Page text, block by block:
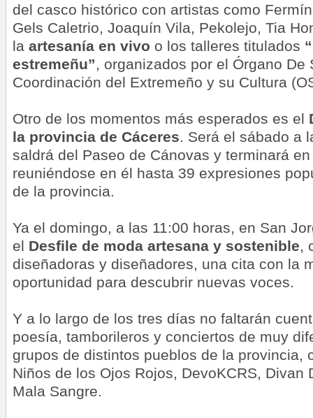
del casco histórico con artistas como
Gels Caletrio, Joaquín Vila, Pekolejo, Tia
la artesanía en vivo o los talleres titulados
estremeñu” , organizados por el Órgano
Coordinación del Extremeño y su Cultura
Otro de los momentos más esperados es el
la provincia de Cáceres . Será el sábado a
saldrá del Paseo de Cánovas y terminará
reuniéndose en él hasta 39 expresiones
de la provincia.
Ya el domingo, a las 11:00 horas, en San
el Desfile de moda artesana y sostenible
diseñadoras y diseñadores, una cita con la
oportunidad para descubrir nuevas voces.
Y a lo largo de los tres días no faltarán
poesía, tamborileros y conciertos de muy
grupos de distintos pueblos de la provincia,
Niños de los Ojos Rojos, DevoKCRS, Divan
Mala Sangre.